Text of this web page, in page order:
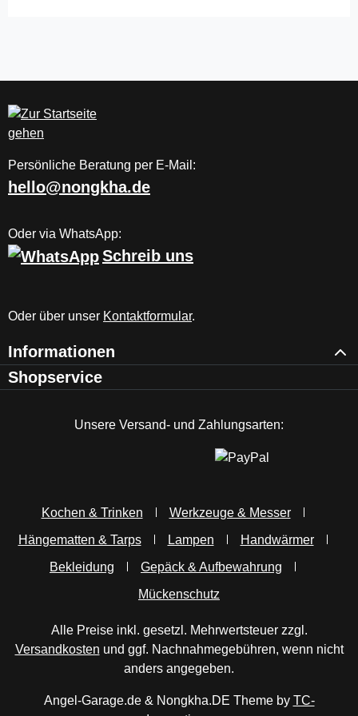
Persönliche Beratung per E-Mail:
hello@nongkha.de
Oder via WhatsApp:
Schreib uns
Oder über unser Kontaktformular.
Informationen
Shopservice
Unsere Versand- und Zahlungsarten:
Kochen & Trinken
Werkzeuge & Messer
Hängematten & Tarps
Lampen
Handwärmer
Bekleidung
Gepäck & Aufbewahrung
Mückenschutz
Alle Preise inkl. gesetzl. Mehrwertsteuer zzgl.
Versandkosten und ggf. Nachnahmegebühren, wenn nicht
anders angegeben.
Angel-Garage.de & Nongkha.DE Theme by TC-